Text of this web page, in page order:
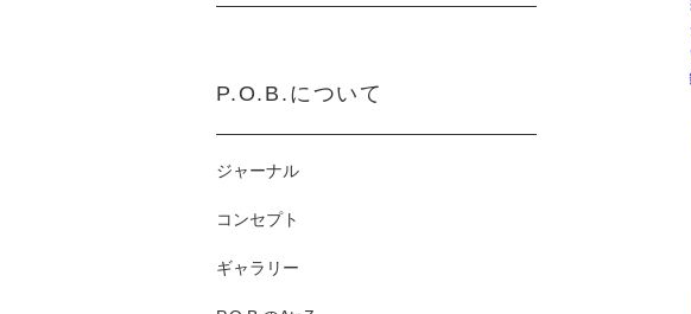
P.O.B.について
ジャーナル
コンセプト
ギャラリー